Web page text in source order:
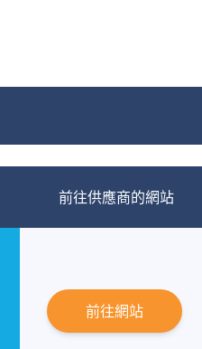
前往供應商的網站
前往網站